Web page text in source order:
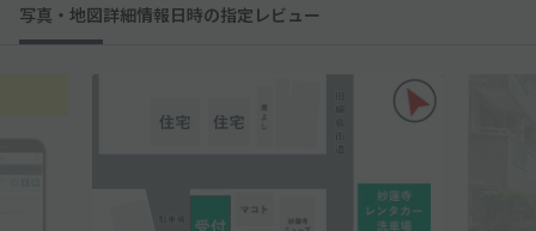
写真・地図詳細情報日時の指定 レビュー